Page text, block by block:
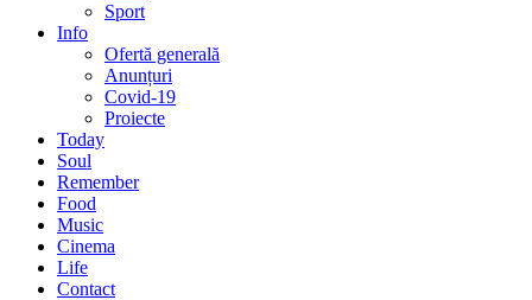
Sport
Info
Ofertă generală
Anunțuri
Covid-19
Proiecte
Today
Soul
Remember
Food
Music
Cinema
Life
Contact